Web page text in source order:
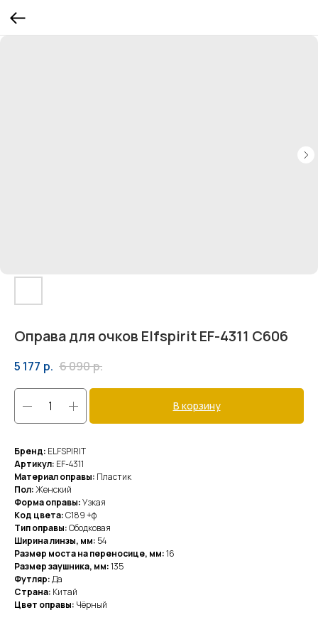
Оправа для очков Elfspirit EF-4311 C606
5 177 р. 6 090р.
В корзину
Бренд: ELFSPIRIT
Артикул: EF-4311
Материал оправы: Пластик
Пол:Женский
Форма оправы:Узкая
Код цвета:C189 +ф
Тип оправы:Ободковая
Ширина линзы, мм: 54
Размер моста на переносице, мм:16
Размер заушника, мм:135
Футляр:Да
Страна: Китай
Цвет оправы: Чёрный